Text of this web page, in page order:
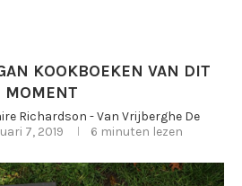
KOOKBOEKEN VAN DIT
MOMENT
Richardson - Van Vrijberghe De
7, 2019 6 minuten lezen